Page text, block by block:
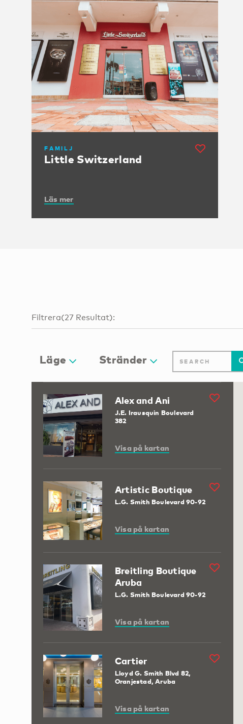
FAMILJ
Little Switzerland
Läs mer
Filtrera(27 Resultat):
Läge Stränder
Alex and Ani
J.E. Irausquin Boulevard
382
Visa på kartan
Artistic Boutique
L.G. Smith Boulevard 90-92
Visa på kartan
Breitling Boutique
Aruba
L.G. Smith Boulevard 90-92
Visa på kartan
Cartier
Lloyd G. Smith Blvd 82,
Oranjestad, Aruba
Visa på kartan